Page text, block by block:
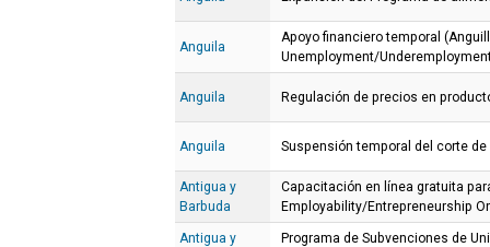
Anguila
Apoyo financiero temporal
Unemployment/
Anguila Regulación de precios en
Anguila Suspensión temporal del corte
Antigua y
Barbuda
Capacitación en línea gratuita
Employability/Entrepreneurship
Antigua y
Programa de Subvenciones de